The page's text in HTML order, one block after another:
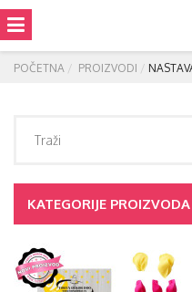
POČETNA PROIZVODI
KATEGORIJE PROIZVODA